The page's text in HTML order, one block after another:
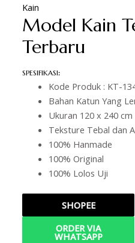
Kain
Model Kain
Terbaru
SPESIFIKASI:
Kode Produk : KT-
Bahan Katun Yang
Ukuran 120 x 240 cm
Teksture Tebal dan
100% Hanmade
100% Original
100% Lolos Uji
SHOPEE
ORDER VIA
WHATSAPP